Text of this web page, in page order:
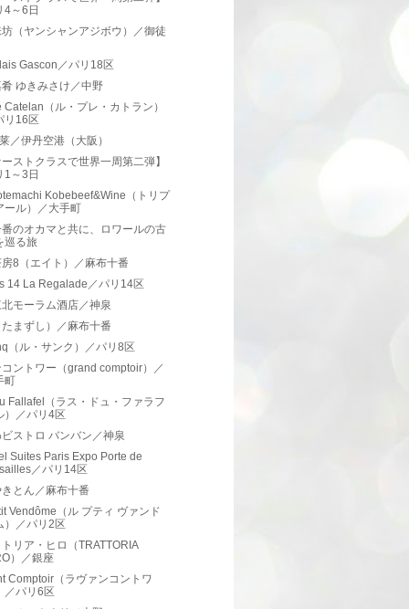
4～6日
（ヤンシャンアジボウ）／御徒
Gascon／パリ18区
ゆきみさけ／中野
Catelan（ル・プレ・カトラン）
リ16区
／伊丹空港（大阪）
ストクラスで世界一周第二弾】
1～3日
Kobebeef&Wine（トリプ
ール）／大手町
のオカマと共に、ロワールの古
巡る旅
8（エイト）／麻布十番
14 La Regalade／パリ14区
モーラム酒店／神泉
まずし）／麻布十番
（ル・サンク）／パリ8区
ントワー（grand comptoir）／
町
Fallafel（ラス・ドュ・ファラフ
）／パリ4区
ストロ バンバン／神泉
Suites Paris Expo Porte de
／パリ14区
とん／麻布十番
Vendôme（ル プティ ヴァンド
）／パリ2区
リア・ヒロ（TRATTORIA
）／銀座
Comptoir（ラヴァンコントワ
／パリ6区